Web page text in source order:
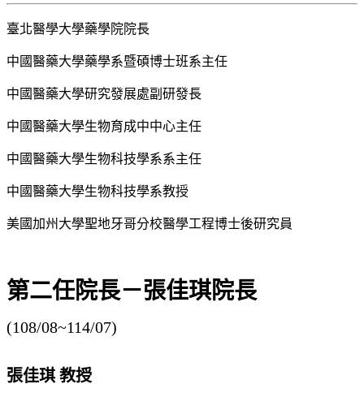
臺北醫學大學藥學院院長
中國醫藥大學藥學系暨碩博士班系主任
中國醫藥大學研究發展處副研發長
中國醫藥大學生物育成中中心主任
中國醫藥大學生物科技學系系主任
中國醫藥大學生物科技學系教授
美國加州大學聖地牙哥分校醫學工程博士後研究員
第二任院長－張佳琪院長
(108/08~114/07)
張佳琪 教授